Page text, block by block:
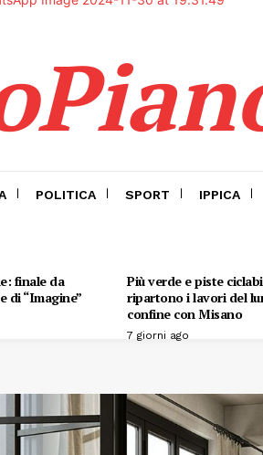
POLITICA SPORT IPPICA
finale da
di “Imagine”
Più verde e piste
ripartono i lavori del
confine con Misano
7 giorni ago